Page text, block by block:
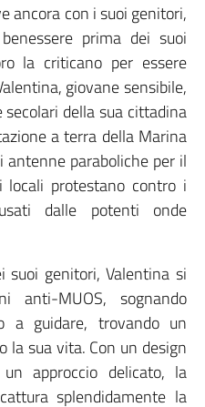
ancora con i suoi genitori,
prima dei suoi
la criticano per essere
giovane sensibile,
della sua cittadina
a terra della Marina
paraboliche per il
protestano contro i
dalle potenti onde
suoi genitori, Valentina si
anti-MUOS, sognando
a guidare, trovando un
la sua vita. Con un design
approccio delicato, la
splendidamente la